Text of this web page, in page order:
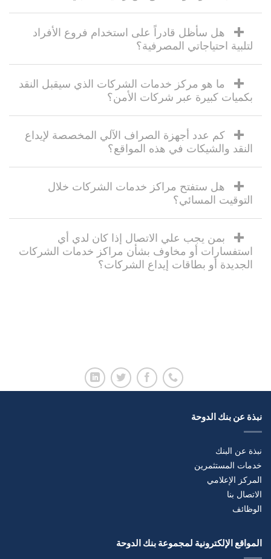
هل سأظل قادراً على استخدام فروع الأفراد
لتلبية احتياجاتي المصرفية؟
ما هو مركز خدمات الشركات الذي سيقبل النقد
بكميات كبيرة عبر شركات الأمن؟
كم عدد أجهزة الصراف الآلي المخصصة لإيداع
النقد والشيكات في هذه المواقع؟
هل ستفتح مراكز خدمات الشركات خلال
التوقيت المسائي؟
بمن يجب علي الاتصال إذا كان لدي أي
استفسارات أو مخاوف بشأن مراكز خدمات الشركات
الجديدة أو بطاقات إيداع الشركات؟
نبذة عن بنك الدوحة
نبذة عن البنك
خدمات المستثمرين
المركز الإعلامي
الاتصال بنا
الوظائف
المواقع الإلكترونية لمجموعة بنك الدوحة